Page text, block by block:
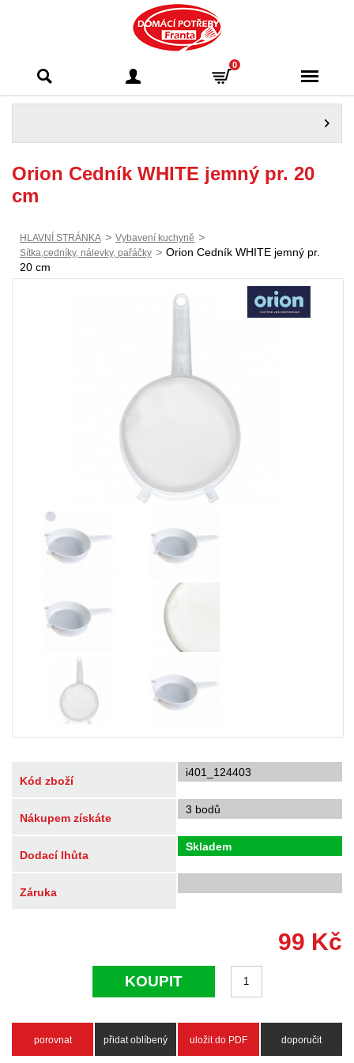
Franta - Příbram
0
Orion Cedník WHITE jemný pr. 20
cm
HLAVNÍ STRÁNKA > Vybavení kuchyně >
Sítka,cedníky, nálevky, pařáčky > Orion Cedník WHITE jemný pr.
20 cm
Kód zboží
i401_124403
Nákupem získáte
3 bodů
Dodací lhůta
Skladem
Záruka
99 Kč
KOUPIT
porovnat přidat oblíbený uložit do PDF doporučit